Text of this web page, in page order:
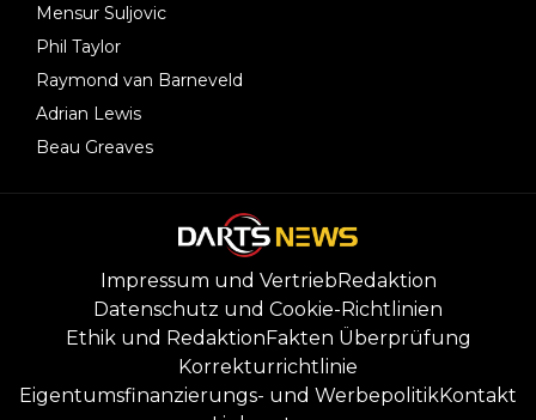
Mensur Suljovic
Phil Taylor
Raymond van Barneveld
Adrian Lewis
Beau Greaves
Impressum und VertriebRedaktion
Datenschutz und Cookie-Richtlinien
Ethik und RedaktionFakten Überprüfung
Korrekturrichtlinie
Eigentumsfinanzierungs- und WerbepolitikKontakt